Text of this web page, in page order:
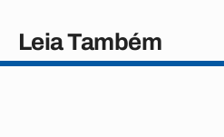
Leia Também